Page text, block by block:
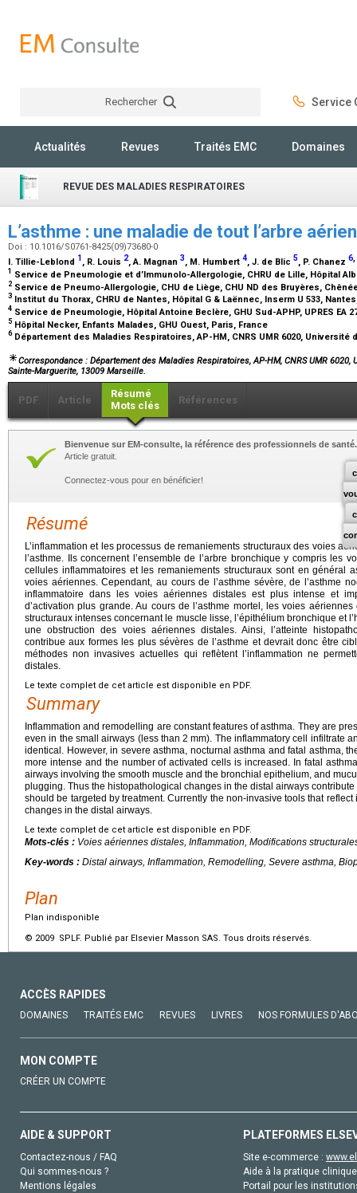
Rechercher Service
Actualités Revues Traités EMC Domaines
REVUE DES MALADIES RESPIRATOIRES
L’asthme : une maladie de tout l’arbre
Doi : 10.1016/S0761-8425(09)73680-0
I. Tillie-Leblond 1 , R. Louis 2, A. Magnan 3, M. Humbert 4, J. de Blic 5, P. Chanez 6,
1 Service de Pneumologie et d’Immunolo-Allergologie, CHRU de Lille, Hôpital
2 Service de Pneumo-Allergologie, CHU de Liège, CHU ND des Bruyères,
3 Institut du Thorax, CHRU de Nantes, Hôpital G & Laënnec, Inserm U 533,
4 Service de Pneumologie, Hôpital Antoine Beclère, GHU Sud-APHP, UPRES EA
5 Hôpital Necker, Enfants Malades, GHU Ouest, Paris, France
6Département des Maladies Respiratoires, AP-HM, CNRS UMR 6020,
Correspondance : Département des Maladies Respiratoires, AP-HM, CNRS UMR
Sainte-Marguerite, 13009 Marseille.
PDF Article
Résumé
Mots clés
Références
Bienvenue sur EM-consulte, la référence des professionnels de santé.
Article gratuit.
Connectez-vous pour en bénéficier!
Résumé
L’inflammation et les processus de remaniements structuraux des voies
l’asthme. Ils concernent l’ensemble de l’arbre bronchique y compris les
cellules inflammatoires et les remaniements structuraux sont en général
voies aériennes. Cependant, au cours de l’asthme sévère, de l’asthme
inflammatoire dans les voies aériennes distales est plus intense et
d’activation plus grande. Au cours de l’asthme mortel, les voies
structuraux intenses concernant le muscle lisse, l’épithélium bronchique et
une obstruction des voies aériennes distales. Ainsi, l’atteinte
contribue aux formes les plus sévères de l’asthme et devrait donc être
méthodes non invasives actuelles qui reflètent l’inflammation ne
distales.
Le texte complet de cet article est disponible en PDF.
Summary
Inflammation and remodelling are constant features of asthma. They are
even in the small airways (less than 2 mm). The inflammatory cell infiltrate
identical. However, in severe asthma, nocturnal asthma and fatal asthma,
more intense and the number of activated cells is increased. In fatal
airways involving the smooth muscle and the bronchial epithelium, and
plugging. Thus the histopathological changes in the distal airways
should be targeted by treatment. Currently the non-invasive tools that
changes in the distal airways.
Le texte complet de cet article est disponible en PDF.
Mots-clés : Voies aériennes distales, Inflammation, Modifications
Key-words : Distal airways, Inflammation, Remodelling, Severe asthma,
Plan
Plan indisponible
© 2009 SPLF. Publié par Elsevier Masson SAS. Tous droits réservés.
ACCÈS RAPIDES
DOMAINES TRAITÉS EMC REVUES LIVRES NOS FORMULES
MON COMPTE
CRÉER UN COMPTE
AIDE & SUPPORT
Contactez-nous / FAQ
Qui sommes-nous ?
Mentions légales
PLATEFORMES
Site e-commerce :
Aide à la pratique
Portail pour les